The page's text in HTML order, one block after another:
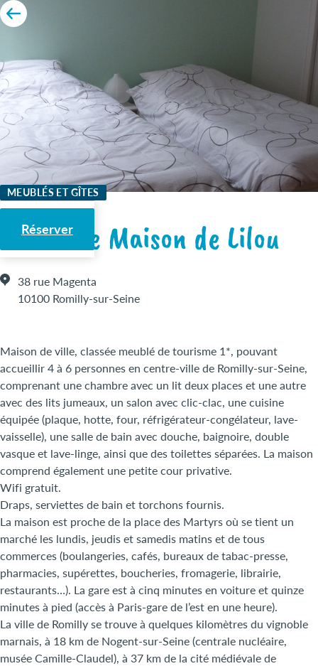
MEUBLÉS ET GÎTES
Réserver
La Petite Maison de Lilou
38 rue Magenta
10100 Romilly-sur-Seine
Maison de ville, classée meublé de tourisme 1*, pouvant
accueillir 4 à 6 personnes en centre-ville de Romilly-sur-Seine,
comprenant une chambre avec un lit deux places et une autre
avec des lits jumeaux, un salon avec clic-clac, une cuisine
équipée (plaque, hotte, four, réfrigérateur-congélateur, lave-
vaisselle), une salle de bain avec douche, baignoire, double
vasque et lave-linge, ainsi que des toilettes séparées. La maison
comprend également une petite cour privative.
Wifi gratuit.
Draps, serviettes de bain et torchons fournis.
La maison est proche de la place des Martyrs où se tient un
marché les lundis, jeudis et samedis matins et de tous
commerces (boulangeries, cafés, bureaux de tabac-presse,
pharmacies, supérettes, boucheries, fromagerie, librairie,
restaurants…). La gare est à cinq minutes en voiture et quinze
minutes à pied (accès à Paris-gare de l’est en une heure).
La ville de Romilly se trouve à quelques kilomètres du vignoble
marnais, à 18 km de Nogent-sur-Seine (centrale nucléaire,
musée Camille-Claudel), à 37 km de la cité médiévale de